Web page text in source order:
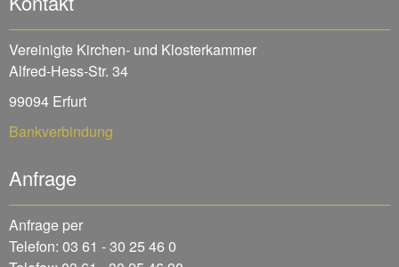
Vereinigte Kirchen- und Klosterkammer
Alfred-Hess-Str. 34
99094 Erfurt
Bankverbindung
Anfrage
Anfrage per
Telefon: 03 61 - 30 25 46 0